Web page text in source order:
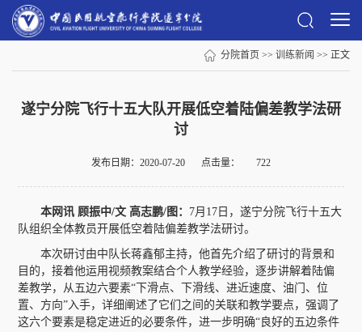
分院首页 >> 训练新闻 >> 正文
遂宁分院飞行十五大队开展低空着陆偏差教学法研
讨
发布日期：2020-07-20 点击量： 722
本网讯 顾振中/文 高志鹏/图： 7月17日，遂宁分院飞行十五大
队组织全体教员开展低空着陆偏差教学法研讨。
本次研讨由中队长蒋鑫郁主持，他首先介绍了研讨的背景和
目的，接着他运用视频教案结合个人教学经验，逐步讲解着陆偏
差教学，从五边六要素“下滑点、下滑线、进近速度、油门、位
置、方向”入手，详细阐述了它们之间的关联和教学要点，强调了
这六个要素是稳定进近的必要条件，进一步明确“良好的五边条件